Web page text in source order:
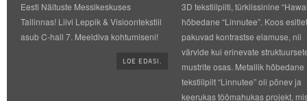
Eesti Näituste Messikeskuses
Tallinnas! Liivi Leppik & Visioontekstiil
asub C-hall 7. Meeldiva kohtumiseni!
LOE EDASI.
3D tekstiilpilti, türkiissinine
hõbedane “Linnutee”. Koos
pakuvad kontrastse elamuse, nii
värvide kui erinevate
mustrite osas. Metallik hõbedane
tekstiilpilt “Linnutee” oli põnev ja
keerukas töömahukas projekt,